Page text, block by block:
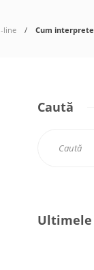
line Cum
Caută